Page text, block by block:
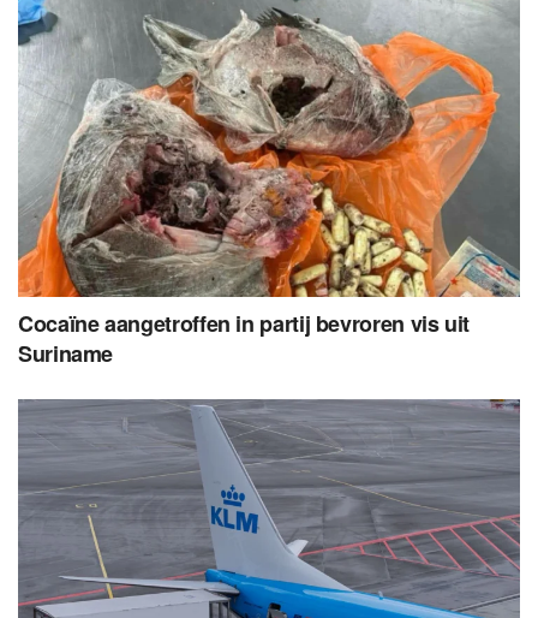
Cocaïne aangetroffen in partij bevroren vis uit
Suriname